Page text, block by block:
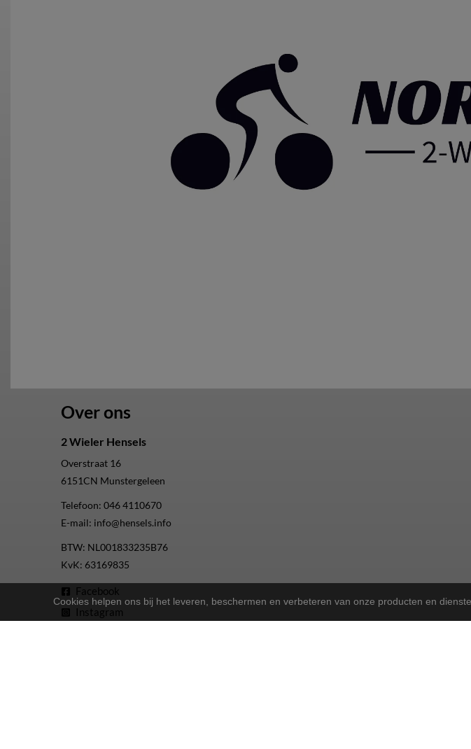
Over ons
2 Wieler Hensels
Overstraat 16
6151CN Munstergeleen
Telefoon: 046 4110670
E-mail: info@hensels.info
BTW: NL001833235B76
KvK: 63169835
Facebook
Instagram
Cookies helpen ons bij het leveren, beschermen en verbeteren van onze producten en